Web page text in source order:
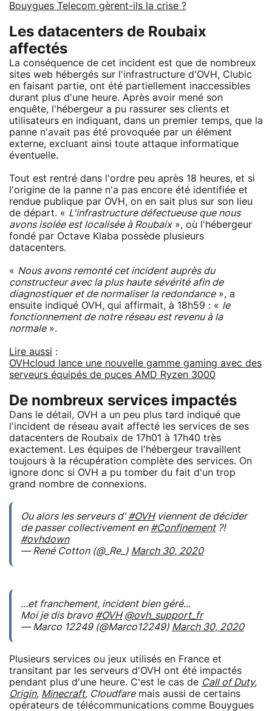
Bouygues Telecom gèrent-ils la crise ?
Les datacenters de Roubaix
affectés
La conséquence de cet incident est que de nombreux
sites web hébergés sur l'infrastructure d'OVH, Clubic
en faisant partie, ont été partiellement inaccessibles
durant plus d'une heure. Après avoir mené son
enquête, l'hébergeur a pu rassurer ses clients et
utilisateurs en indiquant, dans un premier temps, que la
panne n'avait pas été provoquée par un élément
externe, excluant ainsi toute attaque informatique
éventuelle.
Tout est rentré dans l'ordre peu après 18 heures, et si
l'origine de la panne n'a pas encore été identifiée et
rendue publique par OVH, on en sait plus sur son lieu
de départ. « L'infrastructure défectueuse que nous
avons isolée est localisée à Roubaix», où l'hébergeur
fondé par Octave Klaba possède plusieurs
datacenters.
« Nous avons remonté cet incident auprès du
constructeur avec la plus haute sévérité afin de
diagnostiquer et de normaliser la redondance», a
ensuite indiqué OVH, qui affirmait, à 18h59 : « le
fonctionnement de notre réseau est revenu à la
normale».
Lire aussi :
OVHcloud lance une nouvelle gamme gaming avec des
serveurs équipés de puces AMD Ryzen 3000
De nombreux services impactés
Dans le détail, OVH a un peu plus tard indiqué que
l'incident de réseau avait affecté les services de ses
datacenters de Roubaix de 17h01 à 17h40 très
exactement. Les équipes de l'hébergeur travaillent
toujours à la récupération complète des services. On
ignore donc si OVH a pu tomber du fait d'un trop
grand nombre de connexions.
Ou alors les serveurs d' #OVHviennent de décider
de passer collectivement en #Confinement?!
#ovhdown
— René Cotton (@_Re_) March 30, 2020
...et franchement, incident bien géré...
Moi je dis bravo #OVH @ovh_support_fr
— Marco 12249 (@Marco12249) March 30, 2020
Plusieurs services ou jeux utilisés en France et
transitant par les serveurs d'OVH ont été impactés
pendant plus d'une heure. C'est le cas de Call of Duty,
Origin, Minecraft, Cloudfaremais aussi de certains
opérateurs de télécommunications comme Bouygues